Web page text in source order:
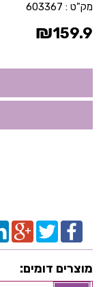
מק"ט : 603367
₪159.9
מוצרים דומים: